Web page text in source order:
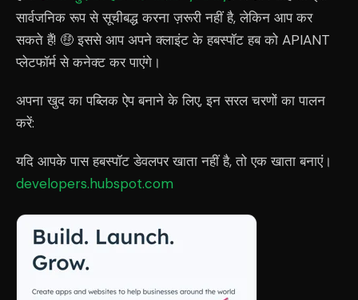
सार्वजनिक रूप से सूचीबद्ध करना ज़रूरी नहीं है, लेकिन आप कर
सकते हैं! 🤑 इससे आप अपने क्लाइंट के हबस्पॉट हब को APIANT
प्लेटफॉर्म से कनेक्ट कर पाएंगे।
अपना खुद का पब्लिक ऐप बनाने के लिए, इन सरल चरणों का पालन
करें:
यदि आपके पास हबस्पॉट डेवलपर खाता नहीं है, तो एक खाता बनाएं।
developers.hubspot.com